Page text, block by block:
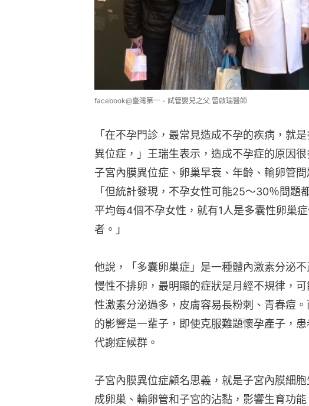
facebook@臺灣第一 - 試管嬰兒之父 曾啟瑞醫師
「在不孕門診，最常見造成不孕的疾病，就
異位症，」王瑞生表示，造成不孕症的原因
子宮內膜異位症、卵巢早衰、年齡、輸卵管
「但統計發現，不孕女性可能25～30％問題
平均每4個不孕女性，就有1人是多囊性卵巢
者。」
他說，「多囊卵巢症」是一種體內激素分泌
慢性不排卵，最明顯的症狀是月經不規律，
性激素分泌過多，皮膚容易長粉刺、青春痘
的影響是一輩子，即使克服難題懷孕產子，
代謝症候群。
子宮內膜異位症顧名思義，就是子宮內膜細
成卵巢、輸卵管和子宮的沾黏，影響生育功